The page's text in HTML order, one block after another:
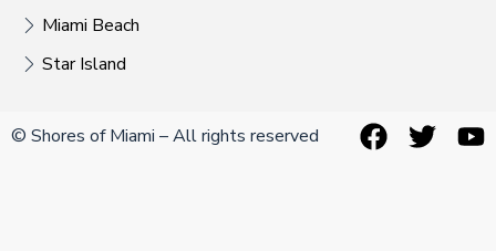
Miami Beach
Star Island
© Shores of Miami – All rights reserved